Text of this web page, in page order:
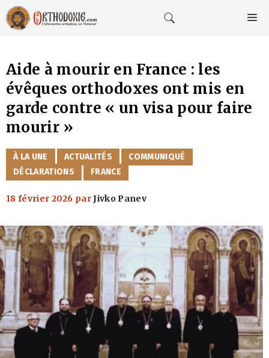
Aller
au
contenu
Aide à mourir en France : les
évêques orthodoxes ont mis en
garde contre « un visa pour faire
mourir »
CATÉGORIES
À LA UNE ACTUALITÉS
COMMUNIQUÉ
DÉCLARATIONS
FRANCE
18 février 2026 parJivko Panev